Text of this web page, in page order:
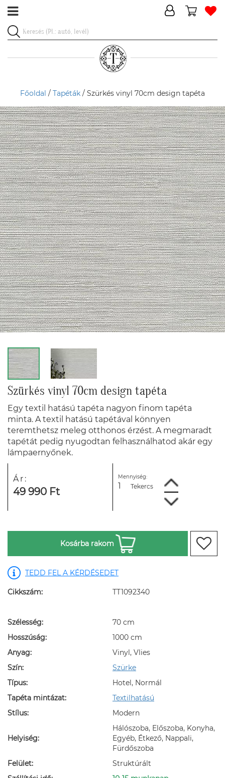
Főoldal / Tapéták / Szürkés vinyl 70cm design tapéta
Szürkés vinyl 70cm design tapéta
Egy textil hatású tapéta nagyon finom tapéta
minta. A textil hatású tapétával könnyen
teremthetsz meleg otthonos érzést. A megmaradt
tapétát pedig nyugodtan felhasználhatod akár egy
lámpaernyőnek.
Ár:
49 990 Ft
Mennyiség:
Tekercs
Kosárba rakom
TEDD FEL A KÉRDÉSEDET
Cikkszám: TT1092340
Szélesség:
70 cm
Hosszúság:
1000 cm
Anyag:
Vinyl, Vlies
Szín:
Szürke
Típus:
Hotel, Normál
Tapéta mintázat:
Textilhatású
Stílus:
Modern
Helyiség:
Hálószoba, Előszoba, Konyha,
Egyéb, Étkező, Nappali,
Fürdőszoba
Felület:
Struktúrált